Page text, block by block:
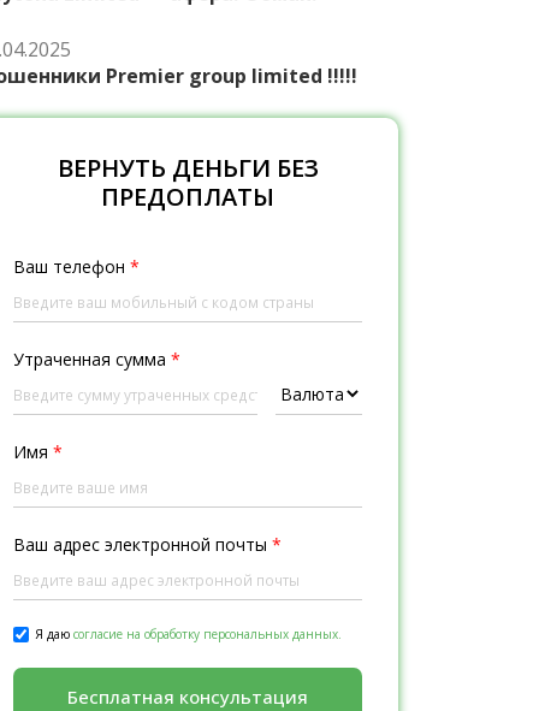
Premier group limited !!!!!
ВЕРНУТЬ ДЕНЬГИ БЕЗ
ПРЕДОПЛАТЫ
Ваш телефон *
Утраченная сумма *
Имя *
Ваш адрес электронной почты *
Я даю согласие на обработку персональных данных.
Бесплатная консультация